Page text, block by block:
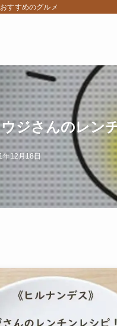
すすめのグルメ
ジさんのレン
年12月18日